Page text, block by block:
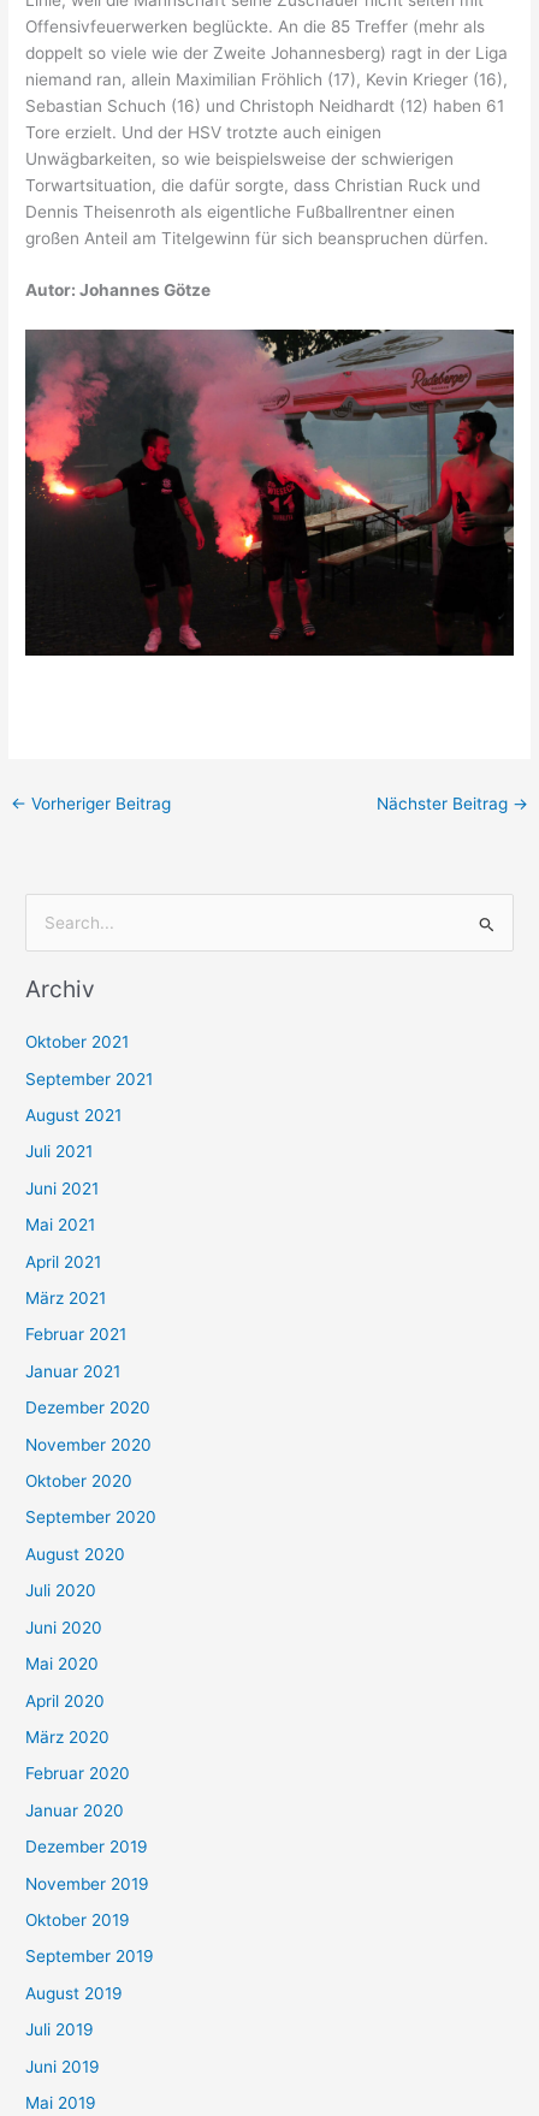
Offensivfeuerwerken beglückte. An die 85 Treffer (mehr als
doppelt so viele wie der Zweite Johannesberg) ragt in der Liga
niemand ran, allein Maximilian Fröhlich (17), Kevin Krieger (16),
Sebastian Schuch (16) und Christoph Neidhardt (12) haben 61
Tore erzielt. Und der HSV trotzte auch einigen
Unwägbarkeiten, so wie beispielsweise der schwierigen
Torwartsituation, die dafür sorgte, dass Christian Ruck und
Dennis Theisenroth als eigentliche Fußballrentner einen
großen Anteil am Titelgewinn für sich beanspruchen dürfen.
Autor: Johannes Götze
← Vorheriger Beitrag Nächster Beitrag →
c
n
n
a
c
h
:
Archiv
Oktober 2021
September 2021
August 2021
Juli 2021
Juni 2021
Mai 2021
April 2021
März 2021
Februar 2021
Januar 2021
Dezember 2020
November 2020
Oktober 2020
September 2020
August 2020
Juli 2020
Juni 2020
Mai 2020
April 2020
März 2020
Februar 2020
Januar 2020
Dezember 2019
November 2019
Oktober 2019
September 2019
August 2019
Juli 2019
Juni 2019
Mai 2019